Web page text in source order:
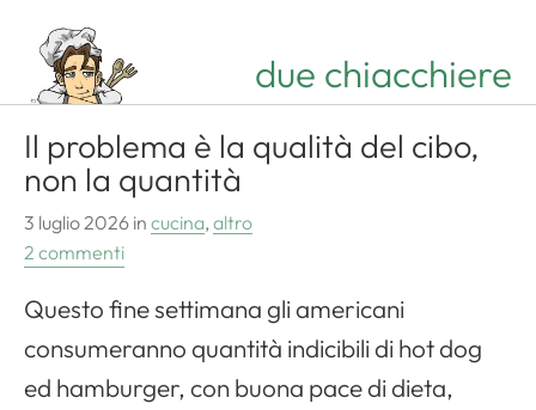
due chiacchiere
Il problema è la qualità del cibo,
non la quantità
3 luglio 2026 in cucina, altro
2 commenti
Questo fine settimana gli americani
consumeranno quantità indicibili di hot dog
ed hamburger, con buona pace di dieta,